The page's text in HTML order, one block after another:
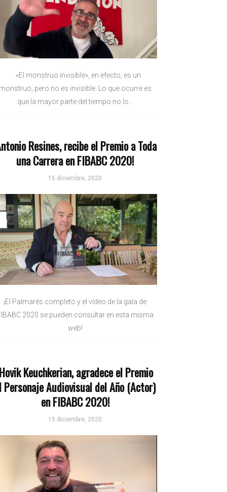
«El monstruo invisible», en efecto, es un
pero no es invisible. Lo que ocurre es
que la mayor parte del tiempo no lo...
Resines, recibe el Premio a Toda
una Carrera en FIBABC 2020!
15 diciembre, 2020
¡El Palmarés completo y el vídeo de la gala de
2020 se pueden consultar en esta misma
web!
Keuchkerian, agradece el Premio
Personaje Audiovisual del Año (Actor)
en FIBABC 2020!
15 diciembre, 2020